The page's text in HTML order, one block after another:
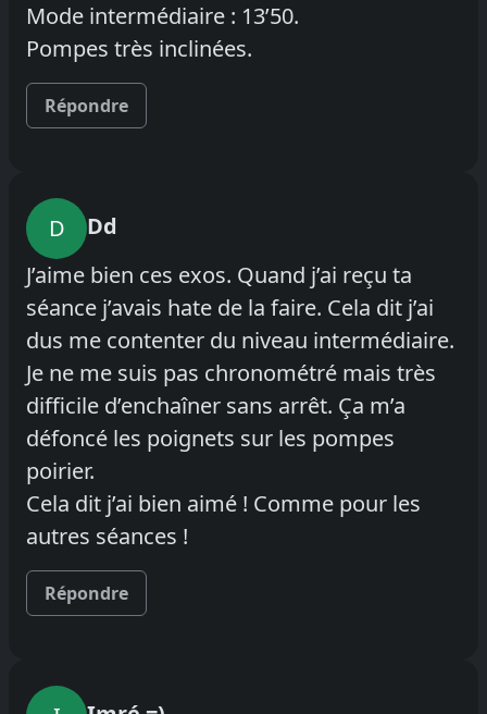
Mode intermédiaire : 13’50.
Pompes très inclinées.
Répondre
D
Dd
J’aime bien ces exos. Quand j’ai reçu ta
séance j’avais hate de la faire. Cela dit j’ai
dus me contenter du niveau intermédiaire.
Je ne me suis pas chronométré mais très
difficile d’enchaîner sans arrêt. Ça m’a
défoncé les poignets sur les pompes
poirier.
Cela dit j’ai bien aimé ! Comme pour les
autres séances !
Répondre